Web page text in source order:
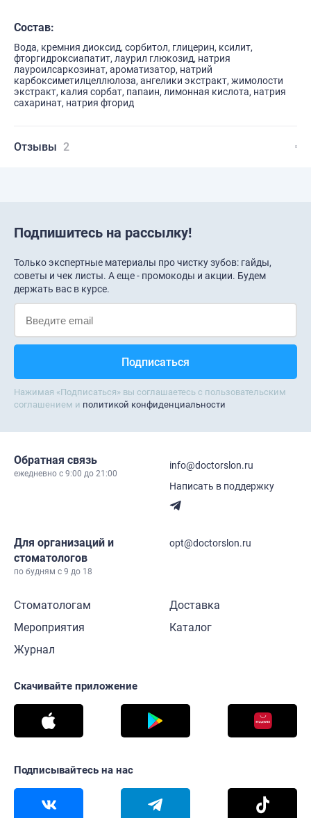
Состав:
Вода, кремния диоксид, сорбитол, глицерин, ксилит,
фторгидроксиапатит, лаурил глюкозид, натрия
лауроилсаркозинат, ароматизатор, натрий
карбоксиметилцеллюлоза, ангелики экстракт, жимолости
экстракт, калия сорбат, папаин, лимонная кислота, натрия
сахаринат, натрия фторид
Отзывы 2
Подпишитесь на рассылку!
Только экспертные материалы про чистку зубов: гайды,
советы и чек листы. А еще - промокоды и акции. Будем
держать вас в курсе.
Нажимая «Подписаться» вы соглашаетесь с пользовательским
соглашением и политикой конфиденциальности
Обратная связь
ежедневно c 9:00 до 21:00
info@doctorslon.ru
Написать в поддержку
Для организаций и
стоматологов
по будням с 9 до 18
opt@doctorslon.ru
Стоматологам
Мероприятия
Журнал
Доставка
Каталог
Скачивайте приложение
Подписывайтесь на нас